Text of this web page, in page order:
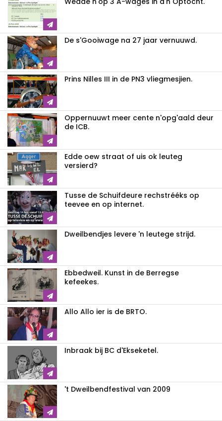
De s'Gooiwage na 27 jaar vernuuwd.
Prins Nilles III in de PN3 vliegmesjien.
Oppernuuwt meer cente n'opg'aald deur
de ICB.
Edde oew straat of uis ok leuteg
versierd?
Tusse de Schuifdeure rechstrééks op
teevee en op internet.
Dweilbendjes levere 'n leutege strijd.
Ebbedweil. Kunst in de Berregse
kefeekes.
Allo Allo ier is de BRTO.
Inbraak bij BC d'Ekseketel.
't Dweilbendfestival van 2009